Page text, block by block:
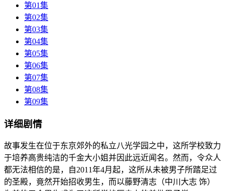
第01集
第02集
第03集
第04集
第05集
第06集
第07集
第08集
第09集
详细剧情
故事发生在位于东京郊外的私立八光学园之中，这所学校致力
于培养高贵纯洁的千金大小姐并因此远近闻名。然而，令众人
都无法相信的是，自2011年4月起，这所从未被男子所踏足过
的圣殿，竟然开始招收男生，而以藤野清志（中川大志 饰）